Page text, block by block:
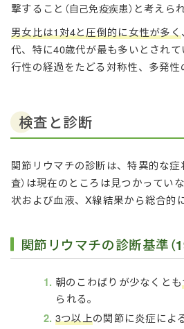
撃すること （自己免疫疾患） と考えら
男女比は1対4と圧倒的に女性が多く
代、特に40歳代が最も多いとされ
行性の経過をたどる対称性、多発性
検査と診断
関節リウマチの診断は、特異的な症
査） は現在のところは見つかってい
状および血液、X線結果から総合的
関節リウマチの診断基準
朝のこわばりが少なくとも
られる。
3つ以上の関節に炎症によ